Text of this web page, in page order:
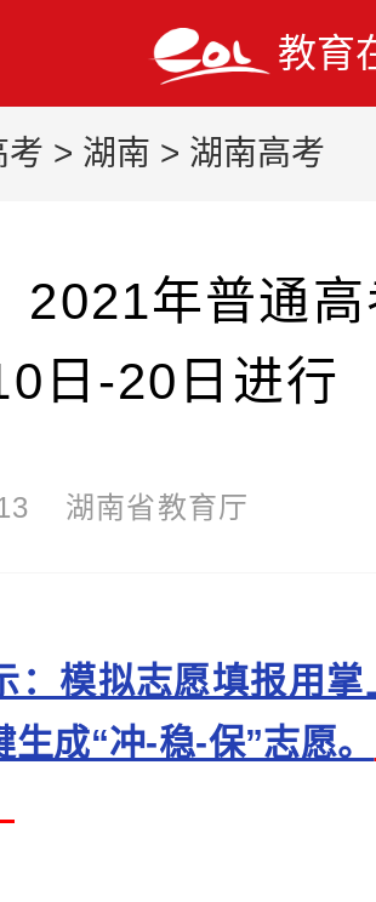
教育
考 > 湖南 > 湖南高考
2021年普通
日-20日进行
湖南省教育厅
：模拟志愿填报用
生成“冲-稳-保”志愿。